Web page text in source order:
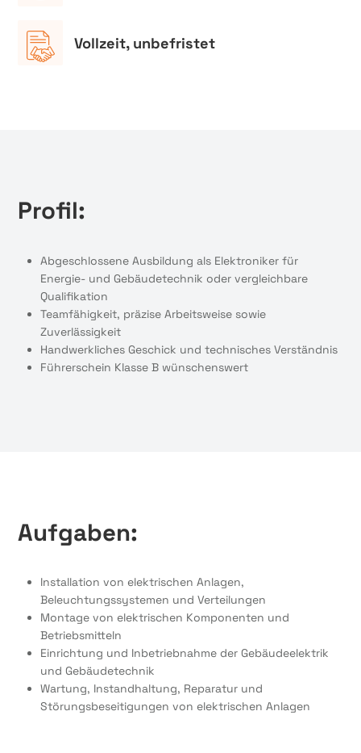
Vollzeit, unbefristet
Profil:
Abgeschlossene Ausbildung als Elektroniker für
Energie- und Gebäudetechnik oder vergleichbare
Qualifikation
Teamfähigkeit, präzise Arbeitsweise sowie
Zuverlässigkeit
Handwerkliches Geschick und technisches Verständnis
Führerschein Klasse B wünschenswert
Aufgaben:
Installation von elektrischen Anlagen,
Beleuchtungssystemen und Verteilungen
Montage von elektrischen Komponenten und
Betriebsmitteln
Einrichtung und Inbetriebnahme der Gebäudeelektrik
und Gebäudetechnik
Wartung, Instandhaltung, Reparatur und
Störungsbeseitigungen von elektrischen Anlagen